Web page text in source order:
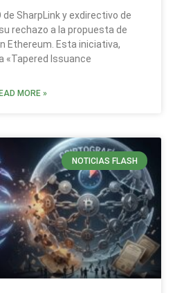
de SharpLink y exdirectivo de
rechazo a la propuesta de
Ethereum. Esta iniciativa,
«Tapered Issuance
MORE »
NOTICIAS FLASH